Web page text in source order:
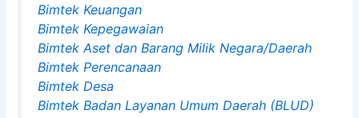
Bimtek Keuangan
Bimtek Kepegawaian
Bimtek Aset dan Barang Milik Negara/Daerah
Bimtek Perencanaan
Bimtek Desa
Bimtek Badan Layanan Umum Daerah (BLUD)